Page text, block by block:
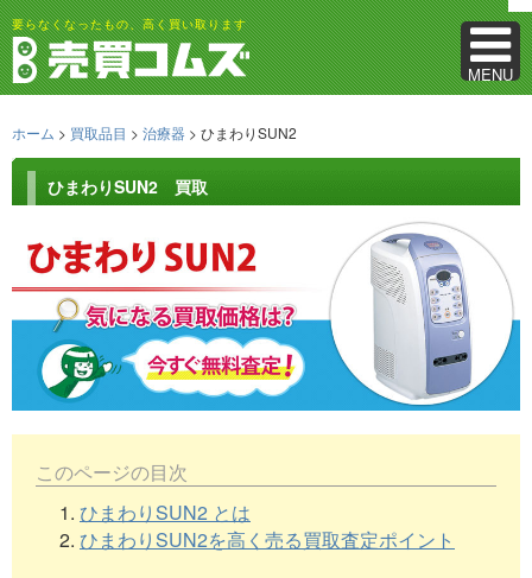
MENU
要らなくなったもの、高く買い取ります
ホーム > 買取品目 > 治療器 > ひまわりSUN2
ひまわりSUN2 買取
このページの目次
1. ひまわりSUN2 とは
2. ひまわりSUN2を高く売る買取査定ポイント